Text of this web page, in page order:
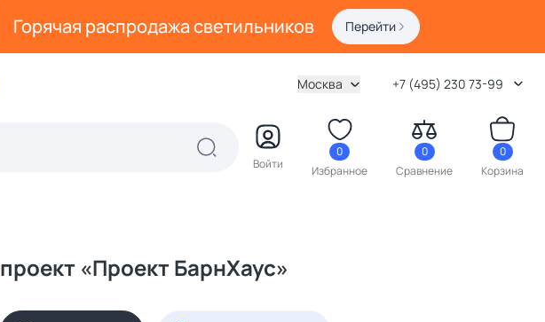
Горячая распродажа светильников Перейти
Москва +7 (495) 230 73-99
Войти
0
Избранное
0
Сравнение
0
Корзина
проект «Проект БарнХаус»